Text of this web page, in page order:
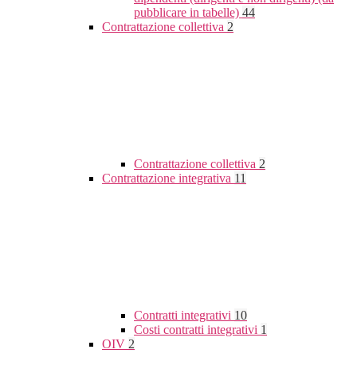
pubblicare in tabelle) 44
Contrattazione collettiva 2
Contrattazione collettiva 2
Contrattazione integrativa 11
Contratti integrativi 10
Costi contratti integrativi 1
OIV 2